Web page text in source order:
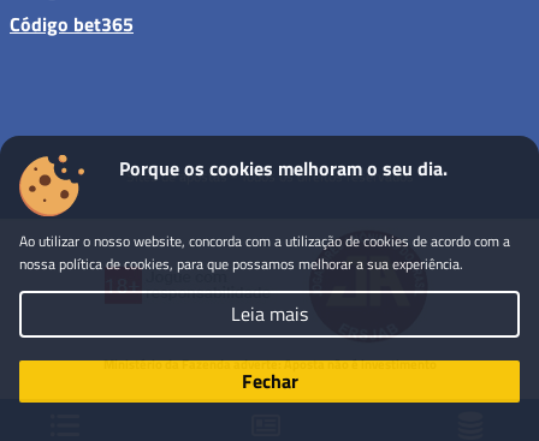
Código bet365
Sites de apostas - Todos os direitos reservados
Porque os cookies melhoram o seu dia.
Ao utilizar o nosso website, concorda com a utilização de cookies de acordo com a
nossa política de cookies, para que possamos melhorar a sua experiência.
Leia mais
Fechar
Ministério da Fazenda adverte: Aposta não é investimento